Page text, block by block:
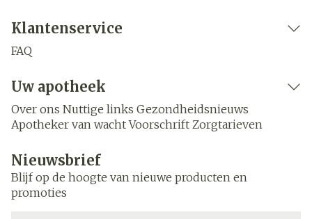
Klantenservice
FAQ
Uw apotheek
Over ons Nuttige links Gezondheidsnieuws
Apotheker van wacht Voorschrift Zorgtarieven
Nieuwsbrief
Blijf op de hoogte van nieuwe producten en
promoties